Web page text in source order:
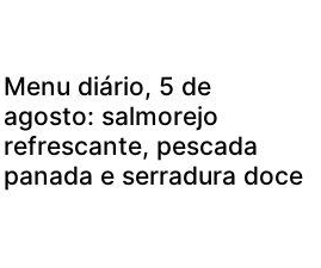
Menu diário, 5 de
agosto: salmorejo
refrescante, pescada
panada e serradura doce